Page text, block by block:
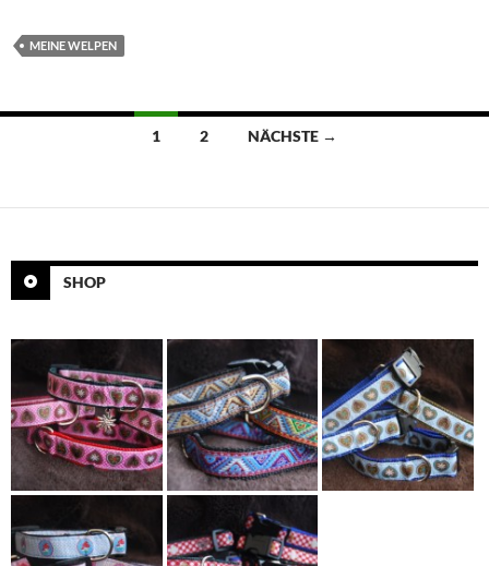
MEINE WELPEN
Beitragsnavigation
1 2 NÄCHSTE →
SHOP